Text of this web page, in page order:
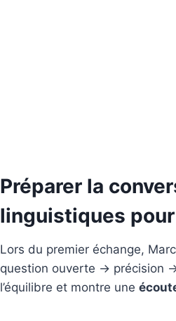
Préparer la
linguistiques
Lors du premier échange,
question ouverte → précision
l’équilibre et montre une